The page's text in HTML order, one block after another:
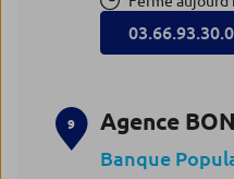
9 Agence
Banque